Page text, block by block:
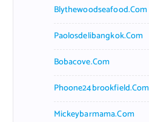
Blythewoodseafood.com
Paolosdelibangkok.com
Bobacove.com
Phoone24brookfield.com
Mickeybarmama.com